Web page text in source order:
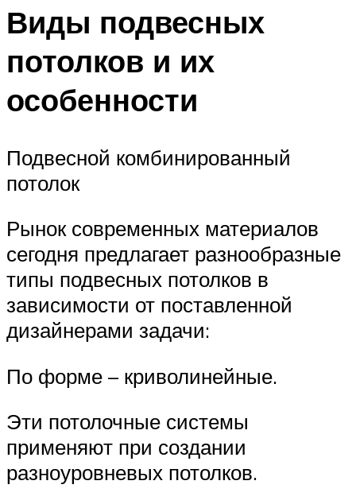
Виды подвесных
потолков и их
особенности
Подвесной комбинированный
потолок
Рынок современных материалов
сегодня предлагает разнообразные
типы подвесных потолков в
зависимости от поставленной
дизайнерами задачи:
По форме – криволинейные.
Эти потолочные системы
применяют при создании
разноуровневых потолков.